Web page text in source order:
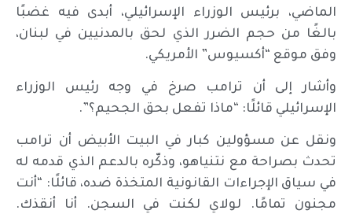
الماضي، برئيس الوزراء الإسرائيلي، أبدى فيه غضبًا
بالغًا من حجم الضرر الذي لحق بالمدنيين في لبنان،
وفق موقع “أكسيوس” الأمريكي.
وأشار إلى أن ترامب صرخ في وجه رئيس الوزراء
الإسرائيلي قائلًا: “ماذا تفعل بحق الجحيم؟”.
ونقل عن مسؤولين كبار في البيت الأبيض أن ترامب
تحدث بصراحة مع نتنياهو، وذكّره بالدعم الذي قدمه له
في سياق الإجراءات القانونية المتخذة ضده، قائلًا: “أنت
مجنون تمامًا. لولاي لكنت في السجن. أنا أنقذك.